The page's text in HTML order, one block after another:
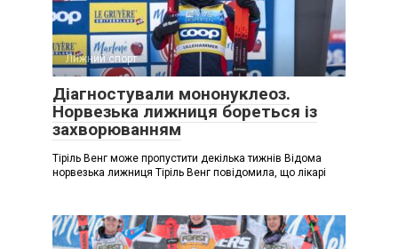
Лижний спорт
Діагностували мононуклеоз.
Норвезька лижниця бореться із
захворюванням
Тіріль Венг може пропустити декілька тижнів Відома
норвезька лижниця Тіріль Венг повідомила, що лікарі